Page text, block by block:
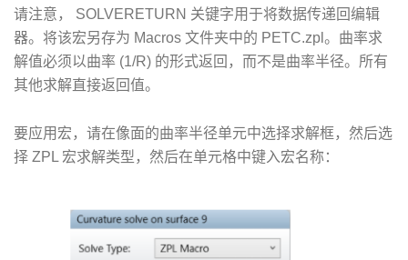
请注意， SOLVERETURN 关键字用于将数据传递回编辑
器。将该宏另存为 Macros 文件夹中的 PETC.zpl。曲率求
解值必须以曲率 (1/R) 的形式返回，而不是曲率半径。所有
其他求解直接返回值。
要应用宏，请在像面的曲率半径单元中选择求解框，然后选
择 ZPL 宏求解类型，然后在单元格中键入宏名称：